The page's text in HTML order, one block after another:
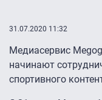
31.07.2020 11:32
Медиасервис
начинают
спортивного